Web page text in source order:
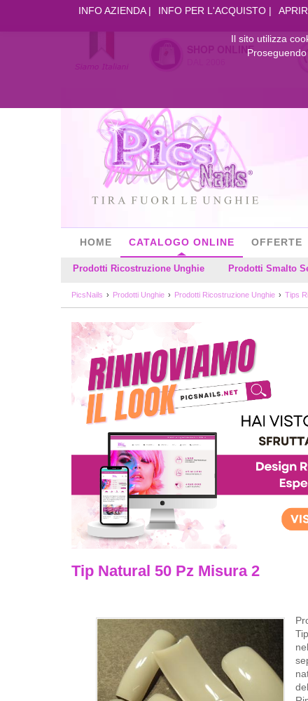
INFO AZIENDA INFO PER L'ACQUISTO
SHOP ONLINE
HOME CATALOGO ONLINE
Prodotti Ricostruzione Unghie Prodotti Smalto
OFFERTE
PicsNails Prodotti Unghie Prodotti Ricostruzione Unghie Tips
Tip Natural 50 Pz Misura 2
Il sito utilizza